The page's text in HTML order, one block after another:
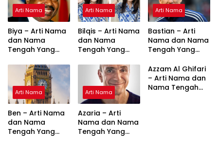
Arti Nama
Biya – Arti Nama
dan Nama
Tengah Yang
Arti Nama
Bilqis – Arti Nama
dan Nama
Tengah Yang
Arti Nama
Bastian – Arti
Nama dan Nama
Tengah Yang
Arti Nama
Ben – Arti Nama
dan Nama
Tengah Yang
Arti Nama
Azaria – Arti
Nama dan Nama
Tengah Yang
Azzam Al Ghifari
– Arti Nama dan
Nama Tengah